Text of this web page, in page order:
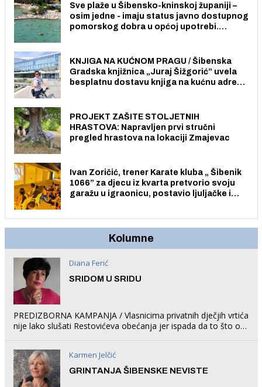
Sve plaže u Šibensko-kninskoj županiji –
osim jedne - imaju status javno dostupnog
pomorskog dobra u općoj upotrebi.
KNJIGA NA KUĆNOM PRAGU / Šibenska
Gradska knjižnica „Juraj Šižgorić” uvela
besplatnu dostavu knjiga na kućnu adresu
PROJEKT ZAŠITE STOLJETNIH
HRASTOVA: Napravljen prvi stručni
pregled hrastova na lokaciji Zmajevac
Ivan Zoričić, trener Karate kluba „ Šibenik
1066” za djecu iz kvarta pretvorio svoju
garažu u igraonicu, postavio ljuljačke i
Kolumne
Diana Ferić
SRIDOM U SRIDU
PREDIZBORNA KAMPANJA / Vlasnicima privatnih dječjih vrtića
nije lako slušati Restovićeva obećanja jer ispada da to što oni
Karmen Jelčić
GRINTANJA ŠIBENSKE NEVISTE